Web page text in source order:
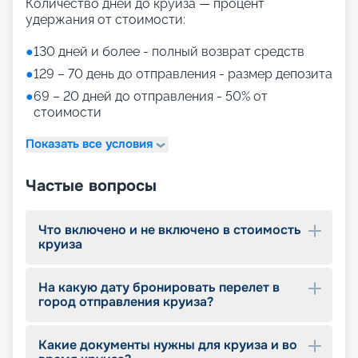
круизной сфере (1858 кв.м.!), созданная
специально для пассажиров в возрасте от 0 до
трехэтажный торговый центр, когда-либо
построенный на круизном судне (1585 кв.м.), где
можно приобрести все: от роскошных
украшений и брендовых вещей до предметов
местных ремесел и парфюмерии
"лаванда") - олицетворение роскоши в сердце
Своим гостям Aroya предлагает современные
развлечений: здесь и шоу в стиле Вестерн, и
магические шоу & кабаре, и выступления
в театре Aroya проходят масштабные
постановки, а в зоне VR - захватывающие
цифровые представления
Aroya предлагает гостям уходовые и
Количество дней до круиза — процент
удержания от стоимости:
●130 дней и более - полный возврат средств
●129 – 70 день до отправления - размер депозита
●69 – 20 дней до отправления - 50% от
стоимости
Показать все условия
Частые вопросы
Что включено и не включено в стоимость
круиза
На какую дату бронировать перелет в
город отправления круиза?
Какие документы нужны для круиза и во